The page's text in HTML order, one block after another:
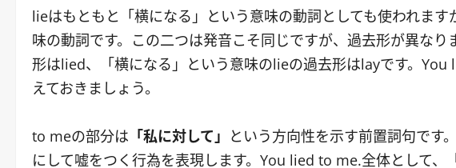
lieはもともと「横になる」という意味の動詞としても使われます
味の動詞です。この二つは発音こそ同じですが、過去形が異な
形はlied、「横になる」という意味のlieの過去形はlayです。
えておきましょう。
to meの部分は 「私に対して」 という方向性を示す前置詞句で
にして嘘をつく行為を表現します。You lied to me.全体として、